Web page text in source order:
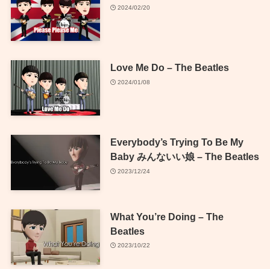
2024/02/20
Love Me Do – The Beatles
2024/01/08
Everybody’s Trying To Be My
Baby みんないい娘 – The Beatles
2023/12/24
What You’re Doing – The
Beatles
2023/10/22